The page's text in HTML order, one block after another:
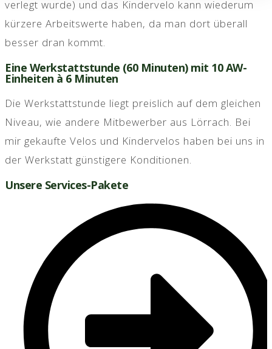
verlegt wurde) und das Kindervelo kann wiederum
kürzere Arbeitswerte haben, da man dort überall
besser dran kommt.
Eine Werkstattstunde (60 Minuten) mit 10 AW-
Einheiten à 6 Minuten
Die Werkstattstunde liegt preislich auf dem gleichen
Niveau, wie andere Mitbewerber aus Lörrach. Bei
mir gekaufte Velos und Kindervelos haben bei uns in
der Werkstatt günstigere Konditionen.
Unsere Services-Pakete